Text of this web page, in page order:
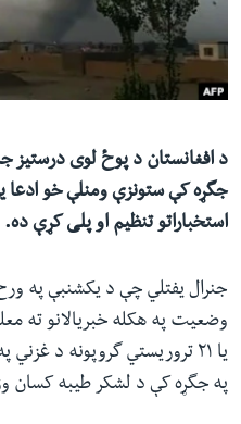
لټون
ځای
شئ
له مونږ سره په تماس کې پاتې شئ
ژبې
د افغانستان د پوځ لوی درستیز
جگړه کې ستونزې ومنلې خو
استخباراتو تنظیم او پلی کړې ده.
یا ٢١ تروریستي گروپونه د
په جگړه کې د لشکر طیبه